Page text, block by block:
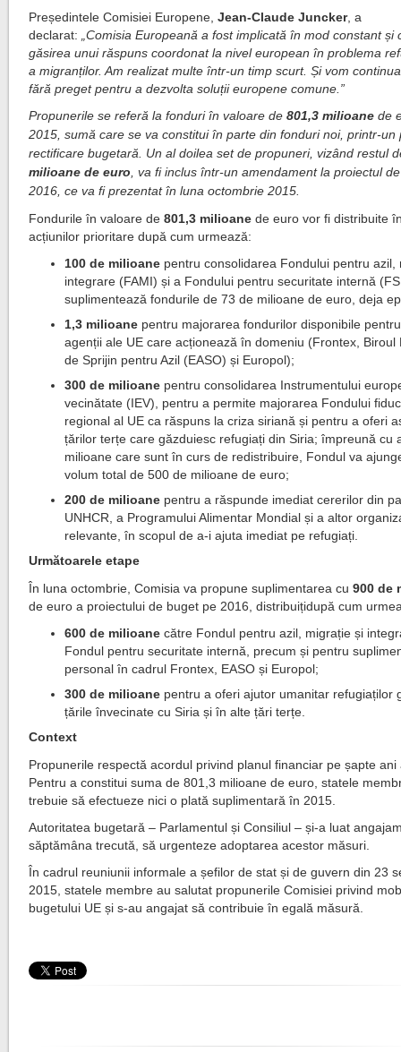
Președintele Comisiei Europene,Jean-Claude Juncker, a
declarat:
„Comisia Europeană a fost implicată în mod constant și
găsirea unui răspuns coordonat la nivel european în problema
a migranților. Am realizat multe într-un timp scurt. Și vom
fără preget pentru a dezvolta soluții europene comune.”
Propunerile se referă la fonduri în valoare de801,3 milioane de
2015, sumă care se va constitui în parte din fonduri noi, printr-un
rectificare bugetară. Un al doilea set de propuneri, vizând restul
milioanede euro , va fi inclus într-un amendament la proiectul
2016, ce va fi prezentat în luna octombrie 2015.
Fondurile în valoare de801,3 milioanede euro vor fi distribuite
acțiunilor prioritare după cum urmează:
100 de milioane pentru consolidarea Fondului pentru azil,
integrare (FAMI) și a Fondului pentru securitate internă
suplimentează fondurile de 73 de milioane de euro, deja
1,3 milioane pentru majorarea fondurilor disponibile
agenții ale UE care acționează în domeniu (Frontex, Biroul
de Sprijin pentru Azil (EASO) și Europol);
300 de milioane pentru consolidarea Instrumentului
vecinătate (IEV), pentru a permite majorarea Fondului
regional al UE ca răspuns la criza siriană și pentru a oferi
țărilor terțe care găzduiesc refugiați din Siria; împreună cu
milioane care sunt în curs de redistribuire, Fondul va
volum total de 500 de milioane de euro;
200 de milioane pentru a răspunde imediat cererilor din
UNHCR, a Programului Alimentar Mondial și a altor
relevante, în scopul de a-i ajuta imediat pe refugiați.
Următoarele etape
În luna octombrie, Comisia va propune suplimentarea cu900 de
de euro a proiectului de buget pe 2016, distribuițidupă cum
600 de milioanecătre Fondul pentru azil, migrație și
Fondul pentru securitate internă, precum și pentru
personal în cadrul Frontex, EASO și Europol;
300 de milioane pentru a oferi ajutor umanitar refugiaților
țările învecinate cu Siria și în alte țări terțe.
Context
Propunerile respectă acordul privind planul financiar pe șapte ani
Pentru a constitui suma de 801,3 milioane de euro, statele
trebuie să efectueze nici o plată suplimentară în 2015.
Autoritatea bugetară – Parlamentul și Consiliul – și-a luat
săptămâna trecută, să urgenteze adoptarea acestor măsuri.
În cadrul reuniunii informale a șefilor de stat și de guvern din 23
2015, statele membre au salutat propunerile Comisiei privind
bugetului UE și s-au angajat să contribuie în egală măsură.